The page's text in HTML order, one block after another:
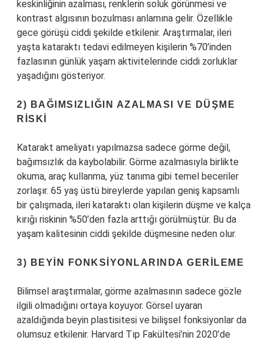
keskinliğinin azalması, renklerin soluk görünmesi ve
kontrast algısının bozulması anlamına gelir. Özellikle
gece görüşü ciddi şekilde etkilenir. Araştırmalar, ileri
yaşta kataraktı tedavi edilmeyen kişilerin %70’inden
fazlasının günlük yaşam aktivitelerinde ciddi zorluklar
yaşadığını gösteriyor.
2) BAĞIMSIZLIĞIN AZALMASI VE DÜŞME
RISKI
Katarakt ameliyatı yapılmazsa sadece görme değil,
bağımsızlık da kaybolabilir. Görme azalmasıyla birlikte
okuma, araç kullanma, yüz tanıma gibi temel beceriler
zorlaşır. 65 yaş üstü bireylerde yapılan geniş kapsamlı
bir çalışmada, ileri kataraktı olan kişilerin düşme ve kalça
kırığı riskinin %50’den fazla arttığı görülmüştür. Bu da
yaşam kalitesinin ciddi şekilde düşmesine neden olur.
3) BEYIN FONKSIYONLARINDA GERILEME
Bilimsel araştırmalar, görme azalmasının sadece gözle
ilgili olmadığını ortaya koyuyor. Görsel uyaran
azaldığında beyin plastisitesi ve bilişsel fonksiyonlar da
olumsuz etkilenir. Harvard Tıp Fakültesi’nin 2020’de